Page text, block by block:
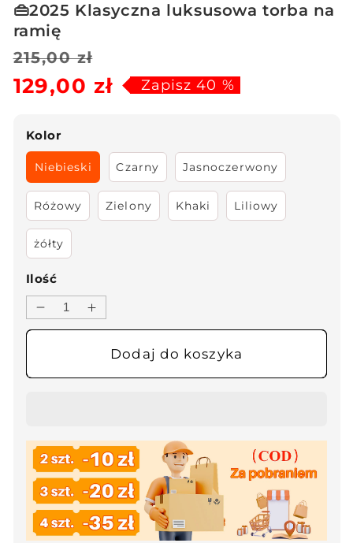
👜2025 Klasyczna luksusowa torba na
ramię
129,00 zł
Cena
regularna
215,00 zł
Cena
sprzedaży
Zapisz 40 %
Kolor
Niebieski Czarny Jasnoczerwony
Różowy Zielony Khaki Liliowy
żółty
Ilość
Zmniejsz
ilość
torba
na
ramię
Zwiększ
ilość
torba
na
ramię
Dodaj do koszyka